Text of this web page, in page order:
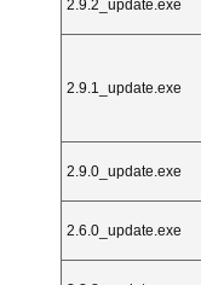
2.9.2_update.exe
2.9.1_update.exe
2.9.0_update.exe
2.6.0_update.exe